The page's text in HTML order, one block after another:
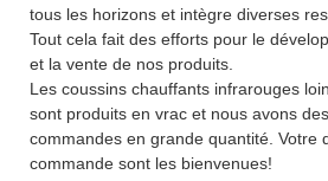
tous les horizons et intègre diverses
Tout cela fait des efforts pour le
et la vente de nos produits.
Les coussins chauffants infrarouges
sont produits en vrac et nous avons
commandes en grande quantité. Votre
commande sont les bienvenues!